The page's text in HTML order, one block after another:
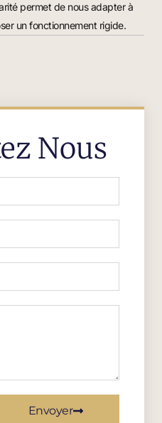
permet de nous adapter à
un fonctionnement rigide.
Nous
Envoyer